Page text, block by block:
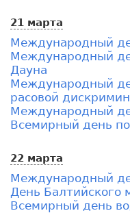
21 марта
Международный
Международный
Дауна
Международный
расовой
Международный
Всемирный день
22 марта
Международный
День Балтийского
Всемирный день